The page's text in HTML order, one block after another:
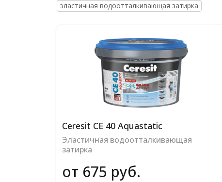
эластичная водоотталкивающая затирка
Ceresit СЕ 40 Aquastatic
Эластичная водоотталкивающая
затирка
от 675 руб.